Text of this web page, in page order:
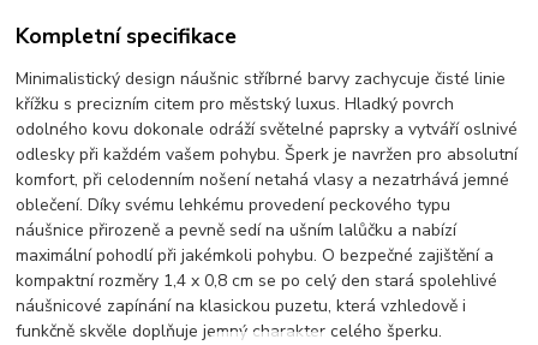
Kompletní specifikace
Minimalistický design náušnic stříbrné barvy zachycuje čisté linie
křížku s precizním citem pro městský luxus. Hladký povrch
odolného kovu dokonale odráží světelné paprsky a vytváří oslnivé
odlesky při každém vašem pohybu. Šperk je navržen pro absolutní
komfort, při celodenním nošení netahá vlasy a nezatrhává jemné
oblečení. Díky svému lehkému provedení peckového typu
náušnice přirozeně a pevně sedí na ušním lalůčku a nabízí
maximální pohodlí při jakémkoli pohybu. O bezpečné zajištění a
kompaktní rozměry 1,4 x 0,8 cm se po celý den stará spolehlivé
náušnicové zapínání na klasickou puzetu, která vzhledově i
funkčně skvěle doplňuje jemný charakter celého šperku.